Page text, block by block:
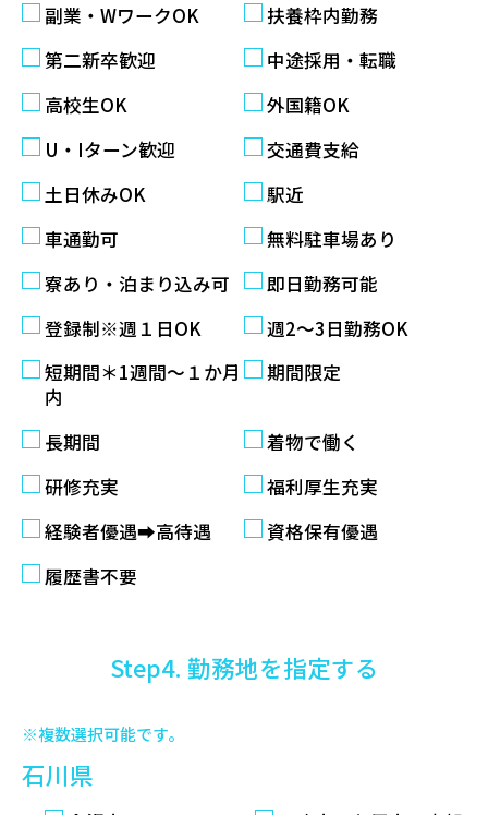
副業・WワークOK
扶養枠内勤務
第二新卒歓迎
中途採用・転職
高校生OK
外国籍OK
U・Iターン歓迎
交通費支給
土日休みOK
駅近
車通勤可
無料駐車場あり
寮あり・泊まり込み可
即日勤務可能
登録制※週１日OK
週2〜3日勤務OK
短期間＊1週間～１か月
内
期間限定
長期間
着物で働く
研修充実
福利厚生充実
経験者優遇➡高待遇
資格保有優遇
履歴書不要
Step4. 勤務地を指定する
※複数選択可能です。
石川県